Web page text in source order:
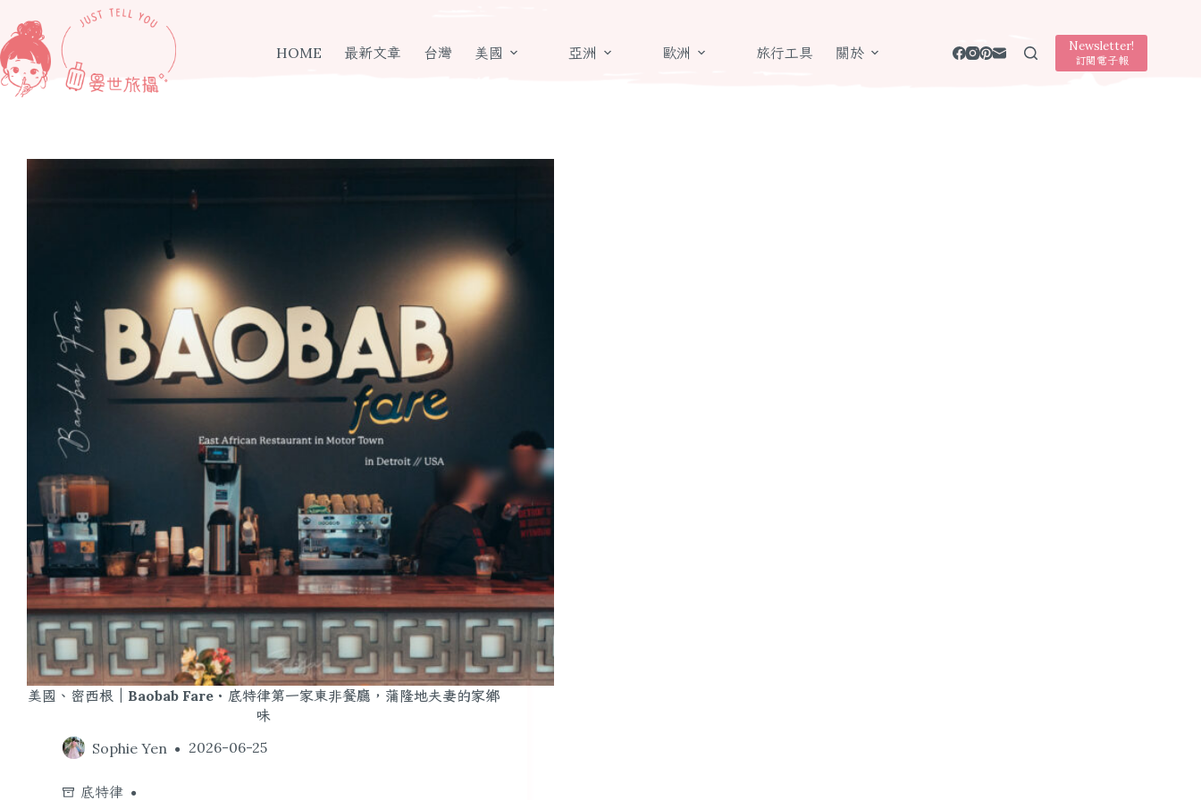
至
主
要
內
HOME 最新文章 台灣 美國 亞洲 歐洲 旅行工具 關於 Newsletter!
訂閱電子報
美國、密西根｜Baobab Fare・底特律第一家東非餐廳，蒲隆地夫妻的家鄉
味
Sophie Yen
2026-06-25
底特律